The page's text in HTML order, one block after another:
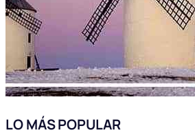
LO MÁS POPULAR